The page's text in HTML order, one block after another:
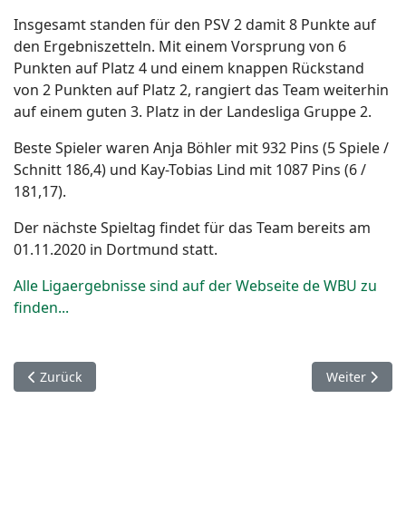
Insgesamt standen für den PSV 2 damit 8 Punkte auf
den Ergebniszetteln. Mit einem Vorsprung von 6
Punkten auf Platz 4 und einem knappen Rückstand
von 2 Punkten auf Platz 2, rangiert das Team weiterhin
auf einem guten 3. Platz in der Landesliga Gruppe 2.
Beste Spieler waren Anja Böhler mit 932 Pins (5 Spiele /
Schnitt 186,4) und Kay-Tobias Lind mit 1087 Pins (6 /
181,17).
Der nächste Spieltag findet für das Team bereits am
01.11.2020 in Dortmund statt.
Alle Ligaergebnisse sind auf der Webseite de WBU zu
finden...
Vorheriger Beitrag: Stadtmeisterschaft 2020: Meldeliste
Zurück Nächster
Weiter